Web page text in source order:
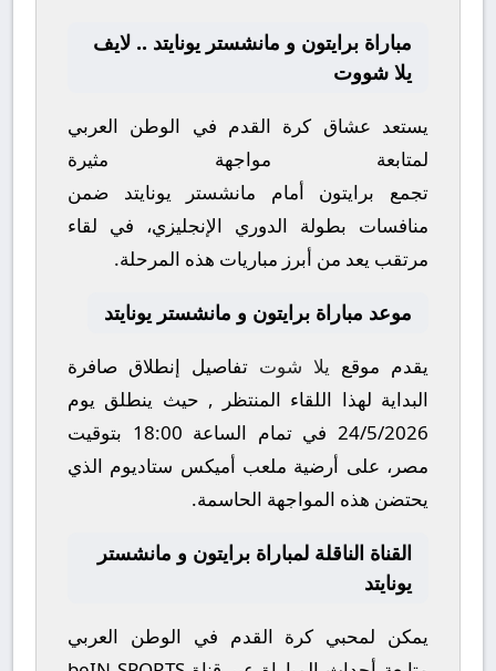
مباراة برايتون و مانشستر يونايتد .. لايف
يلا شووت
يستعد عشاق كرة القدم في الوطن العربي
لمتابعة مواجهة مثيرة
تجمع برايتون أمام مانشستر يونايتد ضمن
منافسات بطولة الدوري الإنجليزي، في لقاء
مرتقب يعد من أبرز مباريات هذه المرحلة.
موعد مباراة برايتون و مانشستر يونايتد
يقدم موقع يلا شوت تفاصيل إنطلاق صافرة
البداية لهذا اللقاء المنتظر , حيث ينطلق يوم
24/5/2026في تمام الساعة 18:00 بتوقيت
مصر، على أرضية ملعب أميكس ستاديوم الذي
يحتضن هذه المواجهة الحاسمة.
القناة الناقلة لمباراة برايتون و مانشستر
يونايتد
يمكن لمحبي كرة القدم في الوطن العربي